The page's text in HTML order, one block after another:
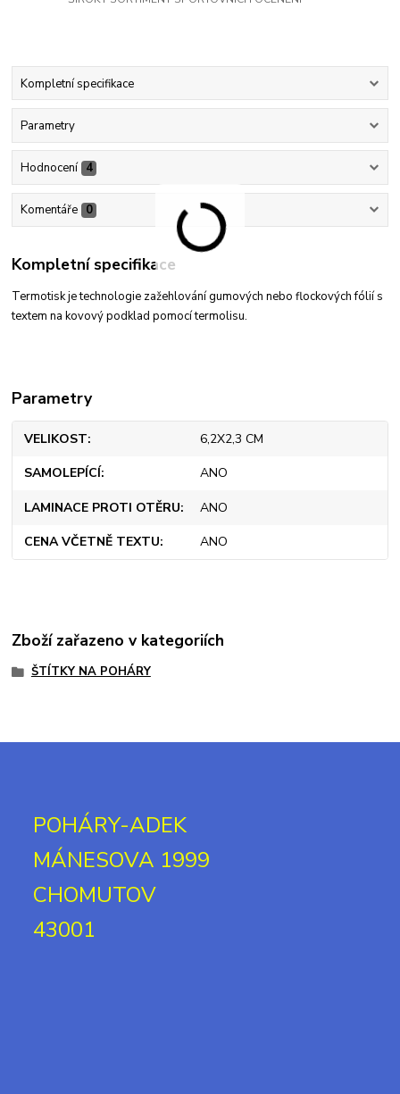
Kompletní specifikace
Parametry
Hodnocení 4
Komentáře 0
Kompletní specifikace
Termotisk je technologie zažehlování gumových nebo flockových fólií s
textem na kovový podklad pomocí termolisu.
Parametry
VELIKOST 6,2X2,3 CM
SAMOLEPÍCÍ ANO
LAMINACE PROTI OTĚRU ANO
CENA VČETNĚ TEXTU ANO
Zboží zařazeno v kategoriích
ŠTÍTKY NA POHÁRY
POHÁRY-ADEK
MÁNESOVA 1999
CHOMUTOV
43001